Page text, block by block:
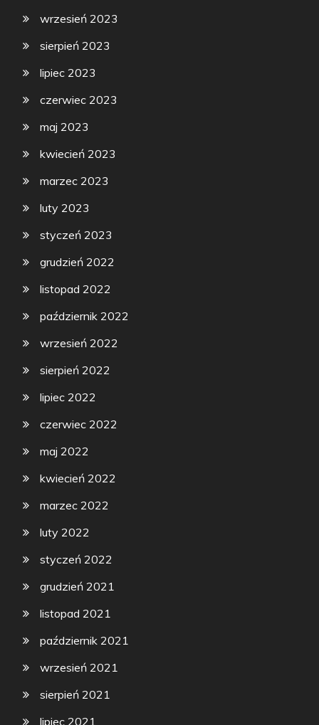
wrzesień 2023
sierpień 2023
lipiec 2023
czerwiec 2023
maj 2023
kwiecień 2023
marzec 2023
luty 2023
styczeń 2023
grudzień 2022
listopad 2022
październik 2022
wrzesień 2022
sierpień 2022
lipiec 2022
czerwiec 2022
maj 2022
kwiecień 2022
marzec 2022
luty 2022
styczeń 2022
grudzień 2021
listopad 2021
październik 2021
wrzesień 2021
sierpień 2021
lipiec 2021